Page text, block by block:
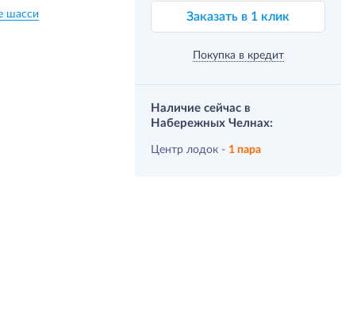
Заказать в 1 клик
Покупка в кредит
Наличие сейчас в
Набережных Челнах:
Центр лодок - 1 пара
шасси